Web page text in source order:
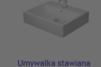
Umywalka stawiana